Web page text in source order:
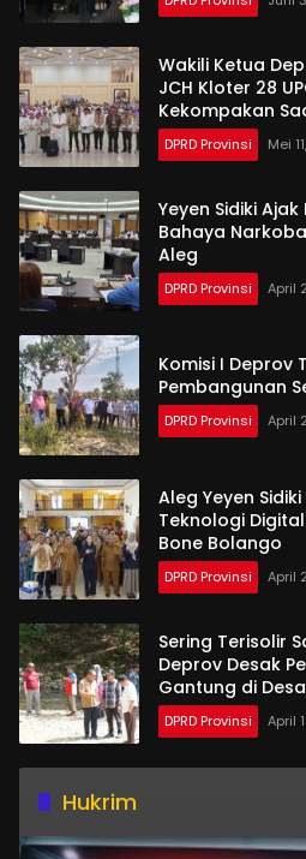
Wakili Ketua
JCH Kloter 28
Kekompakan
DPRD Provinsi Mei
Yeyen Sidiki
Bahaya
Aleg
DPRD Provinsi April
Komisi I Deprov
Pembangunan
DPRD Provinsi April
Aleg Yeyen
Teknologi
Bone Bolango
DPRD Provinsi April
Sering Terisolir
Deprov Desak
Gantung di
DPRD Provinsi April
Hukrim